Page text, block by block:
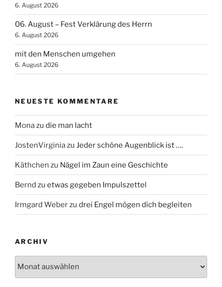
6. August 2026
06. August – Fest Verklärung des Herrn
6. August 2026
mit den Menschen umgehen
6. August 2026
NEUESTE KOMMENTARE
Monazu die man lacht
JostenVirginiazu Jeder schöne Augenblick ist ….
Käthchen zu Nägel im Zaun eine Geschichte
Bernd zu etwas gegeben Impulszettel
Irmgard Weberzu drei Engel mögen dich begleiten
ARCHIV